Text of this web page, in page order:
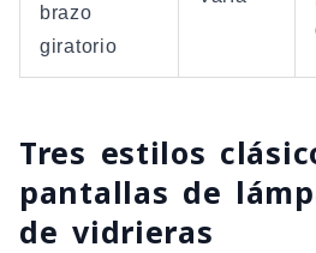
brazo
giratorio
Tres estilos
pantallas de
de vidrieras